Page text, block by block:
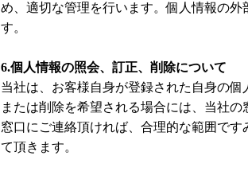
め、適切な管理を行います。個人情報の外
す。
6.個人情報の照会、訂正、削除について
当社は、お客様自身が登録された自身の
または削除を希望される場合には、当社
窓口にご連絡頂ければ、合理的な範囲で
て頂きます。